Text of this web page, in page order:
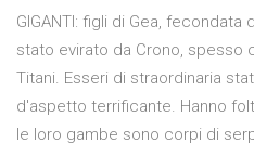
GIGANTI: figli di Gea,
stato evirato da Crono, spesso
Titani. Esseri di straordinaria
d'aspetto terrificante. Hanno
le loro gambe sono corpi di